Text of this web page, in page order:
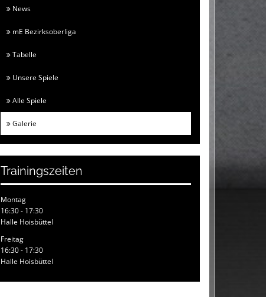
News
mE Bezirksoberliga
Tabelle
Unsere Spiele
Alle Spiele
Galerie
Trainingszeiten
Montag
16:30 - 17:30
Halle Hoisbüttel
Freitag
16:30 - 17:30
Halle Hoisbüttel